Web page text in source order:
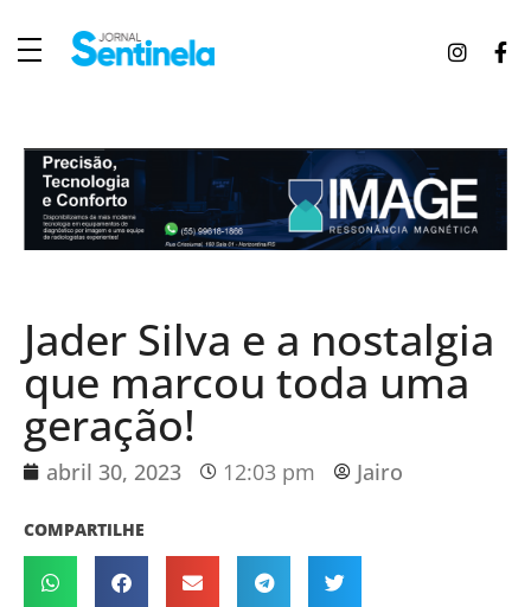
Jader Silva e a nostalgia
que marcou toda uma
geração!
abril 30, 2023 12:03 pm Jairo
COMPARTILHE